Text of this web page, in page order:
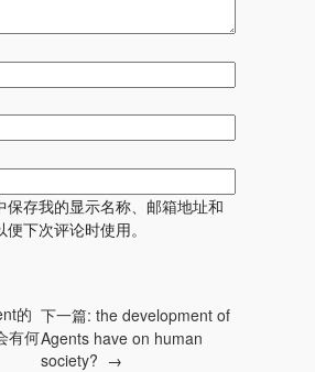
保存我的显示名称、邮箱地址和
下次评论时使用。
的
有何
下一篇: the development of
Agents have on human
society? →